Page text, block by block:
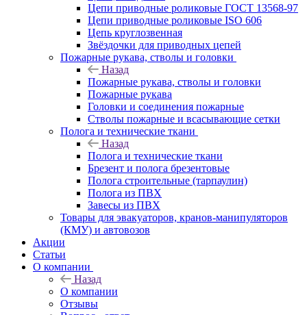
Цепи приводные роликовые ГОСТ 13568-97
Цепи приводные роликовые ISO 606
Цепь круглозвенная
Звёздочки для приводных цепей
Пожарные рукава, стволы и головки
Назад
Пожарные рукава, стволы и головки
Пожарные рукава
Головки и соединения пожарные
Стволы пожарные и всасывающие сетки
Полога и технические ткани
Назад
Полога и технические ткани
Брезент и полога брезентовые
Полога строительные (тарпаулин)
Полога из ПВХ
Завесы из ПВХ
Товары для эвакуаторов, кранов-манипуляторов
(КМУ) и автовозов
Акции
Статьи
О компании
Назад
О компании
Отзывы